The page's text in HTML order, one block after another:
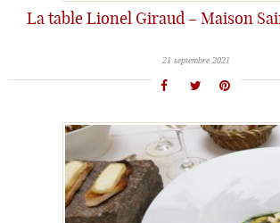
La table Lionel Giraud – Maison
21 septembre 2021